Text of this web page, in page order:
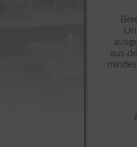
aus